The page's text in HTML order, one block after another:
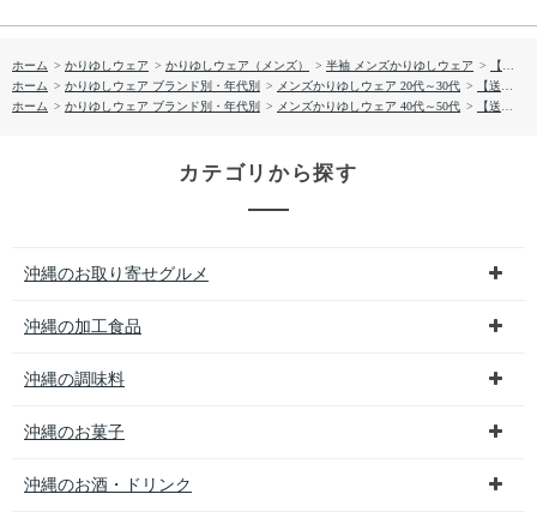
ホーム > かりゆしウェア > かりゆしウェア（メンズ） > 半袖 メンズかりゆしウェア >
【送料無料】かくれんぼ沖縄柄 かりゆしウェア 1860730
ホーム > かりゆしウェア ブランド別・年代別 > メンズかりゆしウェア 20代～30代 >
【送料無料】かくれんぼ沖縄柄 かりゆしウェア 1860730
ホーム > かりゆしウェア ブランド別・年代別 > メンズかりゆしウェア 40代～50代 > 【送料無料】かくれんぼ沖縄柄 かりゆしウェア 1860730
カテゴリから探す
沖縄のお取り寄せグルメ
沖縄の加工食品
沖縄の調味料
沖縄のお菓子
沖縄のお酒・ドリンク